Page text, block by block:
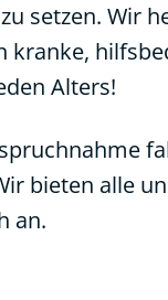
setzen. Wir
kranke,
Alters!
bieten alle
an.